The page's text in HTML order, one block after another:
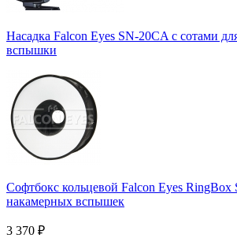
Насадка Falcon Eyes SN-20CA с сотами
вспышки
Софтбокс кольцевой Falcon Eyes RingBox
накамерных вспышек
3 370 ₽